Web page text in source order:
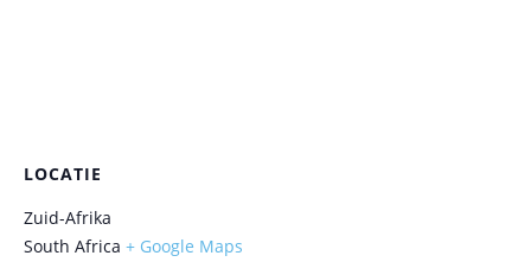
LOCATIE
Zuid-Afrika
South Africa + Google Maps